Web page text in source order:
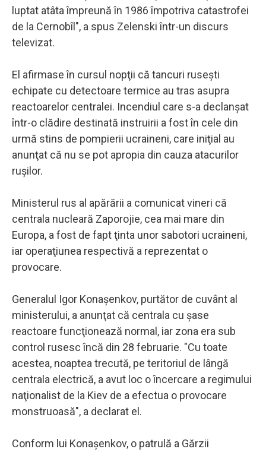
luptat atâta împreună în 1986 împotriva catastrofei
de la Cernobîl", a spus Zelenski într-un discurs
televizat.
El afirmase în cursul nopţii că tancuri ruseşti
echipate cu detectoare termice au tras asupra
reactoarelor centralei. Incendiul care s-a declanşat
într-o clădire destinată instruirii a fost în cele din
urmă stins de pompierii ucraineni, care iniţial au
anunţat că nu se pot apropia din cauza atacurilor
ruşilor.
Ministerul rus al apărării a comunicat vineri că
centrala nucleară Zaporojie, cea mai mare din
Europa, a fost de fapt ţinta unor sabotori ucraineni,
iar operaţiunea respectivă a reprezentat o
provocare.
Generalul Igor Konaşenkov, purtător de cuvânt al
ministerului, a anunţat că centrala cu şase
reactoare funcţionează normal, iar zona era sub
control rusesc încă din 28 februarie. "Cu toate
acestea, noaptea trecută, pe teritoriul de lângă
centrala electrică, a avut loc o încercare a regimului
naţionalist de la Kiev de a efectua o provocare
monstruoasă", a declarat el.
Conform lui Konaşenkov, o patrulă a Gărzii